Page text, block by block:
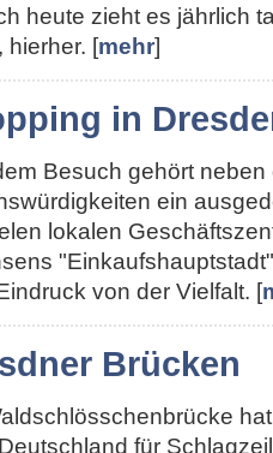
heute zieht es jährlich
hierher. [mehr]
in
Besuch gehört neben
ein
lokalen
von der Vielfalt. [
Brücken
für